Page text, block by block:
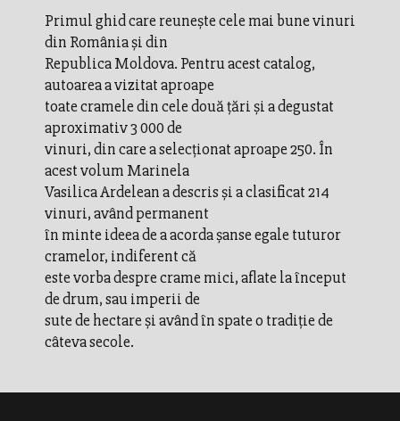
Primul ghid care reuneşte cele mai bune vinuri
din România şi din
Republica Moldova. Pentru acest catalog,
autoarea a vizitat aproape
toate cramele din cele două ţări şi a degustat
aproximativ 3 000 de
vinuri, din care a selecţionat aproape 250. În
acest volum Marinela
Vasilica Ardelean a descris şi a clasificat 214
vinuri, având permanent
în minte ideea de a acorda şanse egale tuturor
cramelor, indiferent că
este vorba despre crame mici, aflate la început
de drum, sau imperii de
sute de hectare şi având în spate o tradiţie de
câteva secole.